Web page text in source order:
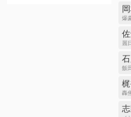
爆
麗
飯
轟